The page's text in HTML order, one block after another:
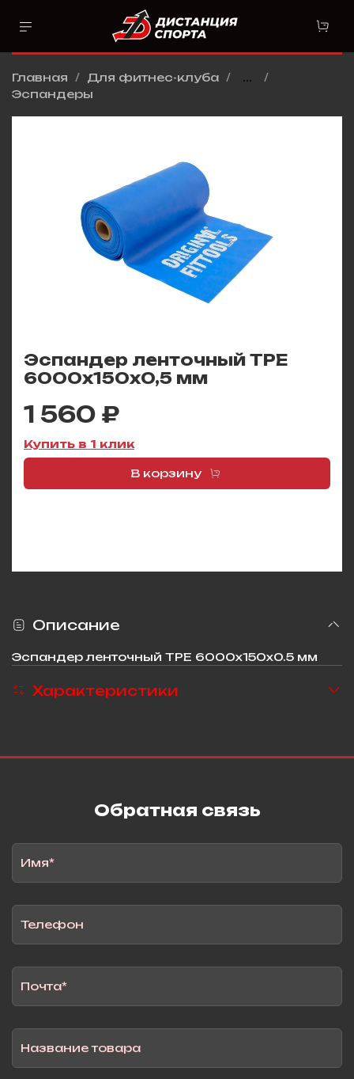
Главная Для фитнес-клуба
...
Эспандеры
Эспандер ленточный TPE
6000х150х0,5 мм
1 560 ₽
Купить в 1 клик
В корзину
Описание
Эспандер ленточный TPE 6000х150х0.5 мм
Характеристики
Обратная связь